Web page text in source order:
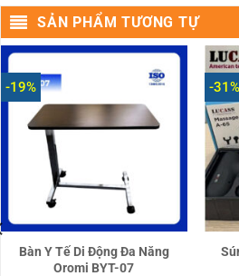
SẢN PHẨM TƯƠNG TỰ
-19%
Bàn Y Tế Di Động Đa Năng
Oromi BYT-07
-31%